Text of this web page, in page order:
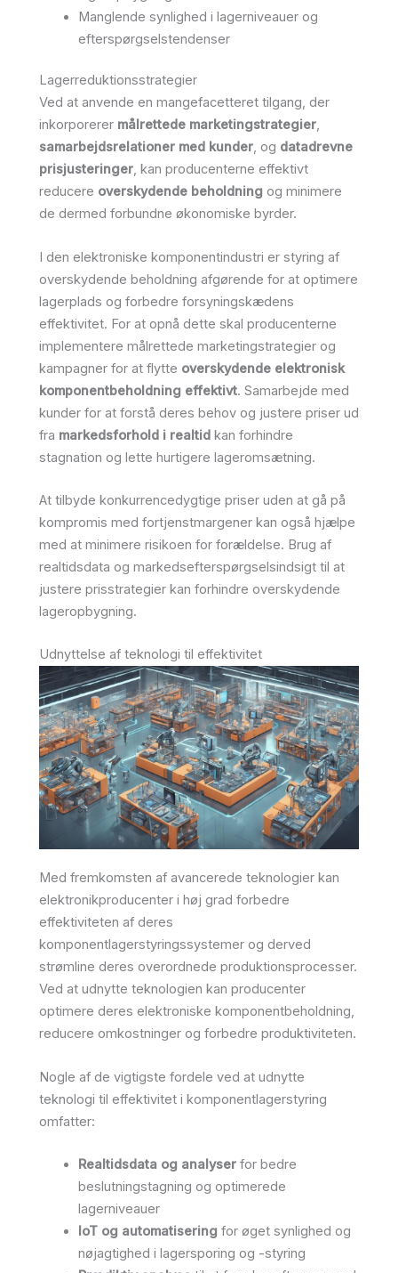
Manglende synlighed i lagerniveauer og
efterspørgselstendenser
Lagerreduktionsstrategier
Ved at anvende en mangefacetteret tilgang, der
inkorporerer målrettede marketingstrategier,
samarbejdsrelationer med kunder, og datadrevne
prisjusteringer, kan producenterne effektivt
reducere overskydende beholdning og minimere
de dermed forbundne økonomiske byrder.
I den elektroniske komponentindustri er styring af
overskydende beholdning afgørende for at optimere
lagerplads og forbedre forsyningskædens
effektivitet. For at opnå dette skal producenterne
implementere målrettede marketingstrategier og
kampagner for at flytte overskydende elektronisk
komponentbeholdning effektivt. Samarbejde med
kunder for at forstå deres behov og justere priser ud
fra markedsforhold i realtid kan forhindre
stagnation og lette hurtigere lageromsætning.
At tilbyde konkurrencedygtige priser uden at gå på
kompromis med fortjenstmargener kan også hjælpe
med at minimere risikoen for forældelse. Brug af
realtidsdata og markedsefterspørgselsindsigt til at
justere prisstrategier kan forhindre overskydende
lageropbygning.
Udnyttelse af teknologi til effektivitet
Med fremkomsten af avancerede teknologier kan
elektronikproducenter i høj grad forbedre
effektiviteten af deres
komponentlagerstyringssystemer og derved
strømline deres overordnede produktionsprocesser.
Ved at udnytte teknologien kan producenter
optimere deres elektroniske komponentbeholdning,
reducere omkostninger og forbedre produktiviteten.
Nogle af de vigtigste fordele ved at udnytte
teknologi til effektivitet i komponentlagerstyring
omfatter:
Realtidsdata og analyserfor bedre
beslutningstagning og optimerede
lagerniveauer
IoT og automatiseringfor øget synlighed og
nøjagtighed i lagersporing og -styring